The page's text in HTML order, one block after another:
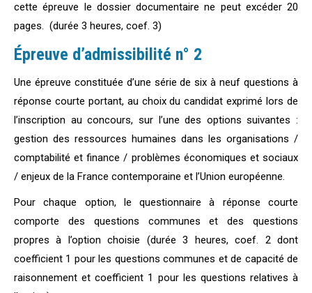
cette épreuve le dossier documentaire ne peut excéder 20
pages. (durée 3 heures, coef. 3)
Épreuve d’admissibilité n° 2
Une épreuve constituée d’une série de six à neuf questions à
réponse courte portant, au choix du candidat exprimé lors de
l’inscription au concours, sur l’une des options suivantes :
gestion des ressources humaines dans les organisations /
comptabilité et finance / problèmes économiques et sociaux
/ enjeux de la France contemporaine et l’Union européenne.
Pour chaque option, le questionnaire à réponse courte
comporte des questions communes et des questions
propres à l’option choisie (durée 3 heures, coef. 2 dont
coefficient 1 pour les questions communes et de capacité de
raisonnement et coefficient 1 pour les questions relatives à